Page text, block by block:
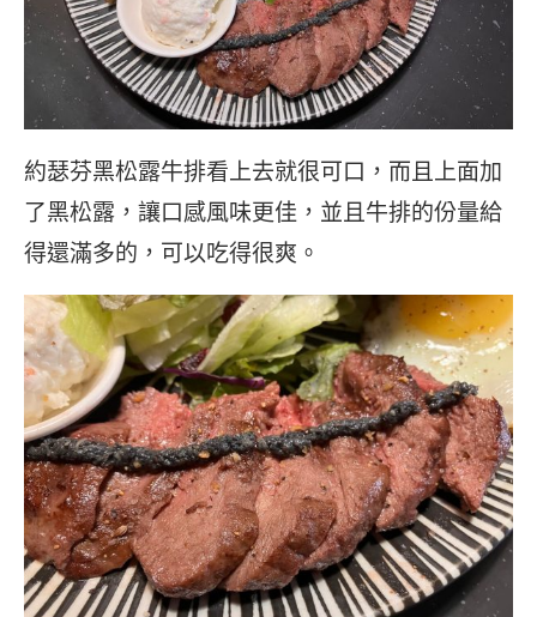
約瑟芬黑松露牛排看上去就很可口，而且上面加
了黑松露，讓口感風味更佳，並且牛排的份量給
得還滿多的，可以吃得很爽。